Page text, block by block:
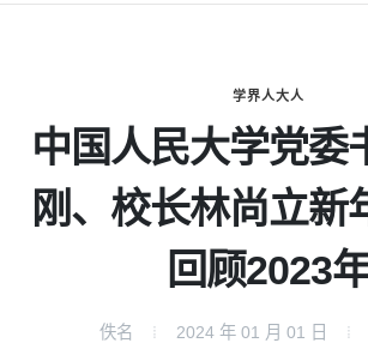
学界人大人
中国人民大学党委
刚、校长林尚立新
回顾2023
佚名 2024 年 01 月 01 日